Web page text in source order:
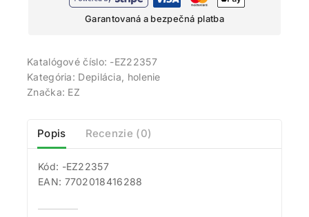
Garantovaná a bezpečná platba
Katalógové číslo: -EZ22357
Kategória: Depilácia, holenie
Značka: EZ
Popis Recenzie (0)
Kód: -EZ22357
EAN: 7702018416288